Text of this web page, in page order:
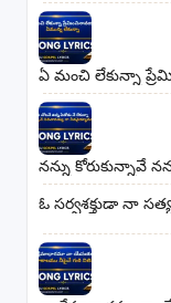
ఏ మంచి లేకున్నా
నన్ను కోరుకున్నావే
ఓ సర్వశక్తుడా నా